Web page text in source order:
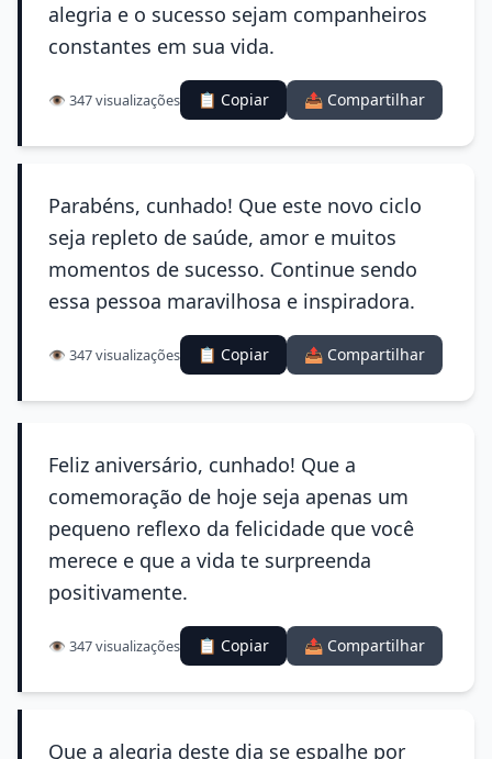
alegria e o sucesso sejam companheiros
constantes em sua vida.
👁️ 347 visualizações 📋 Copiar 📤 Compartilhar
Parabéns, cunhado! Que este novo ciclo
seja repleto de saúde, amor e muitos
momentos de sucesso. Continue sendo
essa pessoa maravilhosa e inspiradora.
👁️ 347 visualizações 📋 Copiar 📤 Compartilhar
Feliz aniversário, cunhado! Que a
comemoração de hoje seja apenas um
pequeno reflexo da felicidade que você
merece e que a vida te surpreenda
positivamente.
👁️ 347 visualizações 📋 Copiar 📤 Compartilhar
Que a alegria deste dia se espalhe por